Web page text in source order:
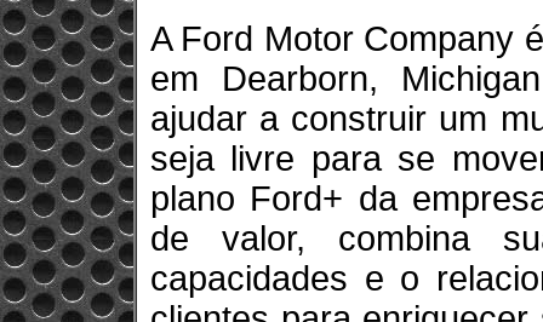
A Ford Motor Company
em Dearborn,
ajudar a construir um
seja livre para se
plano Ford+ da
de valor, combina
capacidades e o